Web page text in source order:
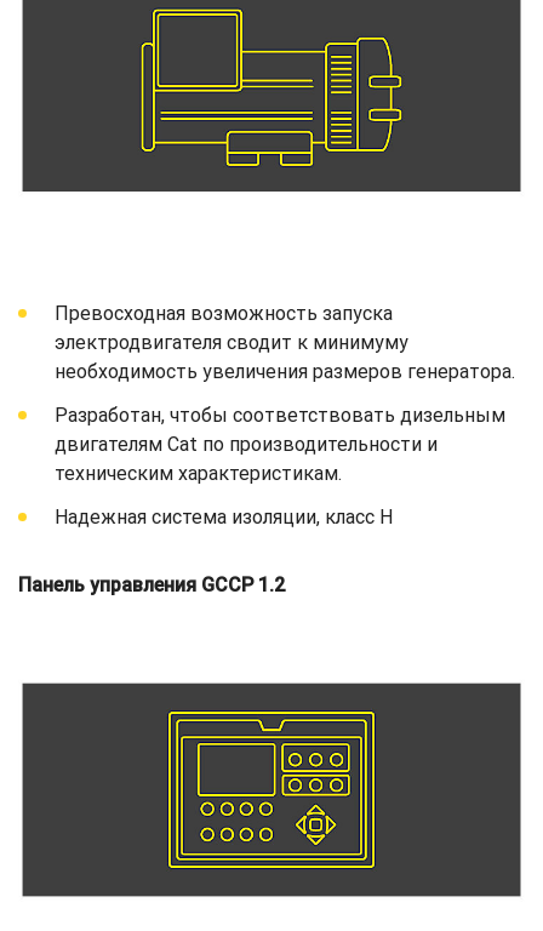
Превосходная возможность запуска
электродвигателя сводит к минимуму
необходимость увеличения размеров генератора.
Разработан, чтобы соответствовать дизельным
двигателям Cat по производительности и
техническим характеристикам.
Надежная система изоляции, класс H
Панель управления GCCP 1.2